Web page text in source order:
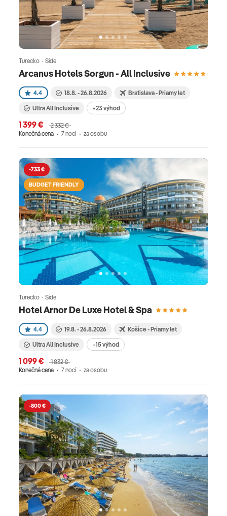
Arcanus Hotels Sorgun - All Inclusive
Turecko · Side
4.4 18.8. - 26.8.2026 Bratislava - Priamy let
Ultra All Inclusive +23 výhod
1 399 €
2 332 €
Konečná cena
7 nocí za osobu
-733 €
BUDGET FRIENDLY
Hotel Arnor De Luxe Hotel & Spa
Turecko · Side
4.4 19.8. - 26.8.2026 Košice - Priamy let
Ultra All Inclusive +15 výhod
1 099 €
1 832 €
Konečná cena
7 nocí za osobu
-800 €